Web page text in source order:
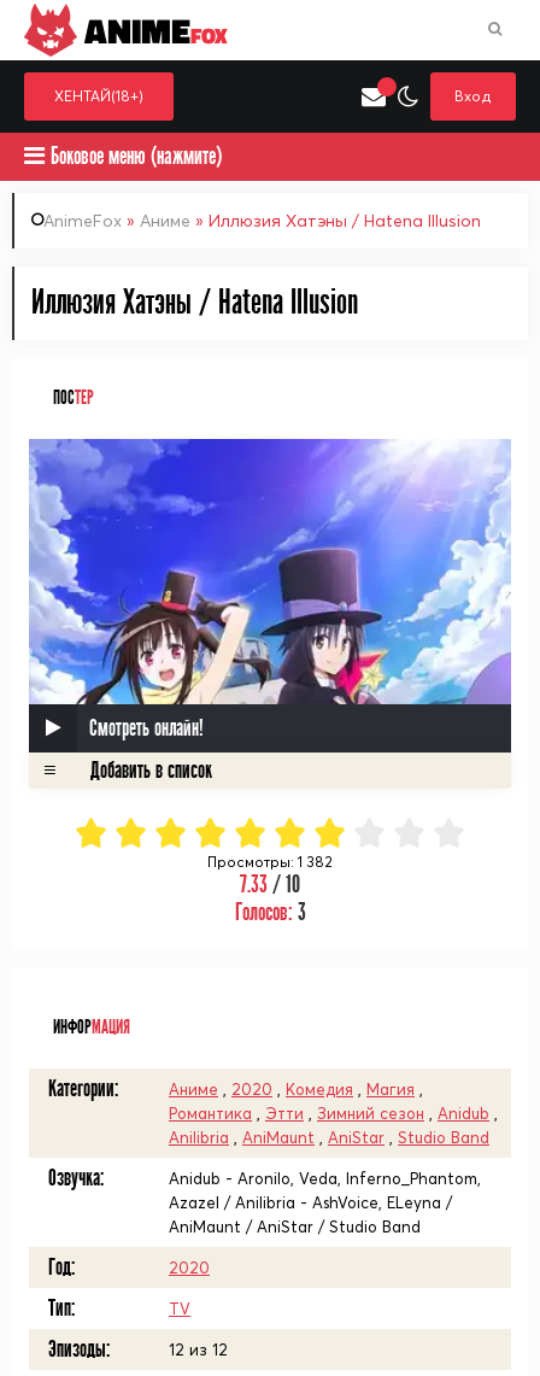
Выберите одну категорию для поиска
ANIMEFOX
ХЕНТАЙ(18+) Вход
Боковое меню (нажмите)
AnimeFox » Аниме » Иллюзия Хатэны / Hatena Illusion
Иллюзия Хатэны / Hatena Illusion
ПОСТЕР
Смотреть онлайн!
Просмотры: 1 382
7.33/ 10
Голосов: 3
ИНФОРМАЦИЯ
Категории: Аниме 2020 Комедия Магия
Романтика
Этти Зимний сезон Anidub
Anilibria
AniMaunt AniStar Studio Band
Озвучка:
Anidub - Aronilo, Veda, Inferno_Phantom,
Azazel / Anilibria - AshVoice, ELeyna /
AniMaunt / AniStar / Studio Band
Год: 2020
Тип: TV
Эпизоды: 12 из 12